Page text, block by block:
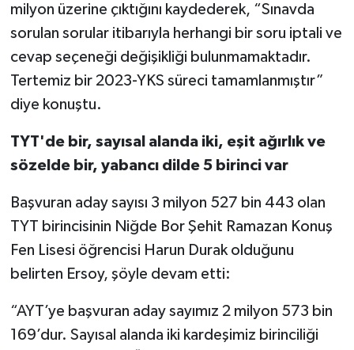
milyon üzerine çıktığını kaydederek, “Sınavda
sorulan sorular itibarıyla herhangi bir soru iptali ve
cevap seçeneği değişikliği bulunmamaktadır.
Tertemiz bir 2023-YKS süreci tamamlanmıştır”
diye konuştu.
TYT'de bir, sayısal alanda iki, eşit ağırlık ve
sözelde bir, yabancı dilde 5 birinci var
Başvuran aday sayısı 3 milyon 527 bin 443 olan
TYT birincisinin Niğde Bor Şehit Ramazan Konuş
Fen Lisesi öğrencisi Harun Durak olduğunu
belirten Ersoy, şöyle devam etti:
“AYT’ye başvuran aday sayımız 2 milyon 573 bin
169’dur. Sayısal alanda iki kardeşimiz birinciliği